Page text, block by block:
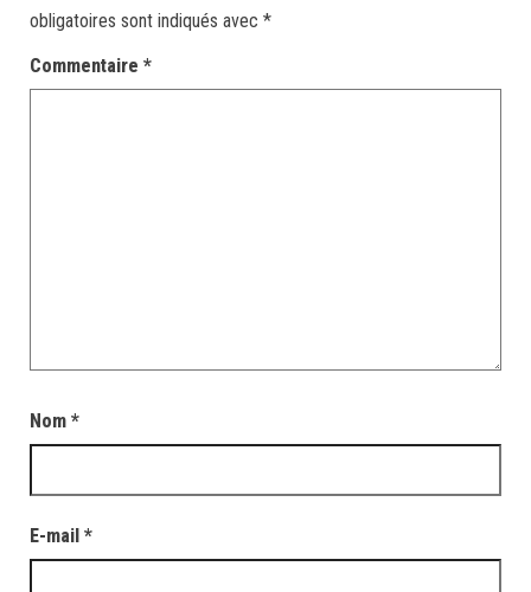
obligatoires sont indiqués avec *
Commentaire *
Nom *
E-mail *